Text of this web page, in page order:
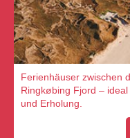
Ferienhäuser zwischen
Ringkøbing Fjord –
und Erholung.